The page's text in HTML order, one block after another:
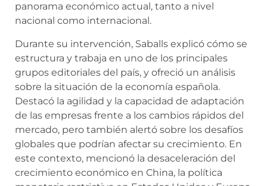
panorama económico actual, tanto a nivel
nacional como internacional.
Durante su intervención, Saballs explicó cómo se
estructura y trabaja en uno de los principales
grupos editoriales del país, y ofreció un análisis
sobre la situación de la economía española.
Destacó la agilidad y la capacidad de adaptación
de las empresas frente a los cambios rápidos del
mercado, pero también alertó sobre los desafíos
globales que podrían afectar su crecimiento. En
este contexto, mencionó la desaceleración del
crecimiento económico en China, la política